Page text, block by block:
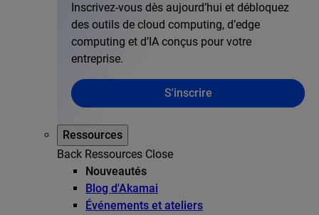
Inscrivez-vous dès aujourd’hui et débloquez
des outils de cloud computing, d’edge
computing et d’IA conçus pour votre
entreprise.
S'inscrire
Ressources
Back Ressources Close
Nouveautés
Blog d'Akamai
Événements et ateliers